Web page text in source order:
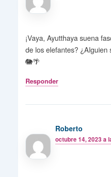
¡Vaya, Ayutthaya suena
de los elefantes?
🐘🌴
Responder
Roberto
octubre 14, 2023 a